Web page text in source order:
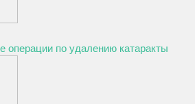
операции по удалению катаракты